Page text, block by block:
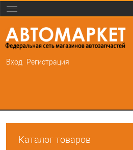
Вход Регистрация
Каталог товаров